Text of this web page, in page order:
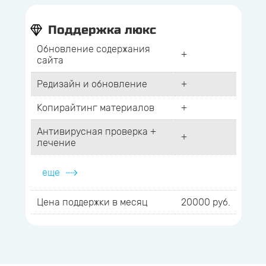
Поддержка люкс
Обновление содержания
сайта
+
Редизайн и обновление +
Копирайтинг материалов +
Антивирусная проверка +
лечение
+
еще
Цена поддержки в месяц 20000 руб.